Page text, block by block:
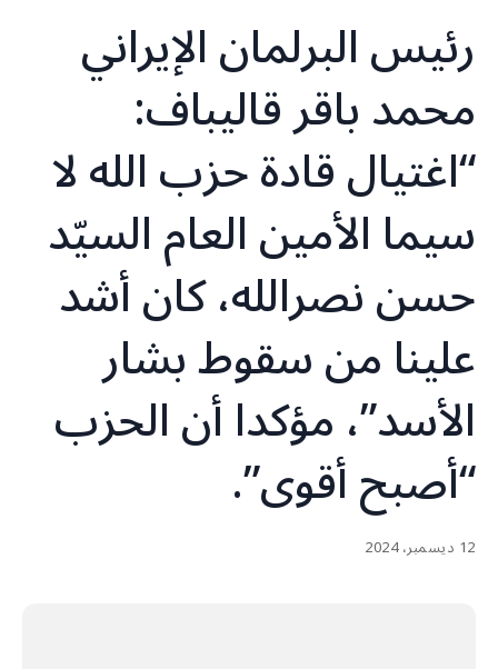
رئيس البرلمان الإيراني
محمد باقر قاليباف:
“اغتيال قادة حزب الله لا
سيما الأمين العام السيّد
حسن نصرالله، كان أشد
علينا من سقوط بشار
الأسد”، مؤكدا أن الحزب
“أصبح أقوى”.
12 ديسمبر، 2024